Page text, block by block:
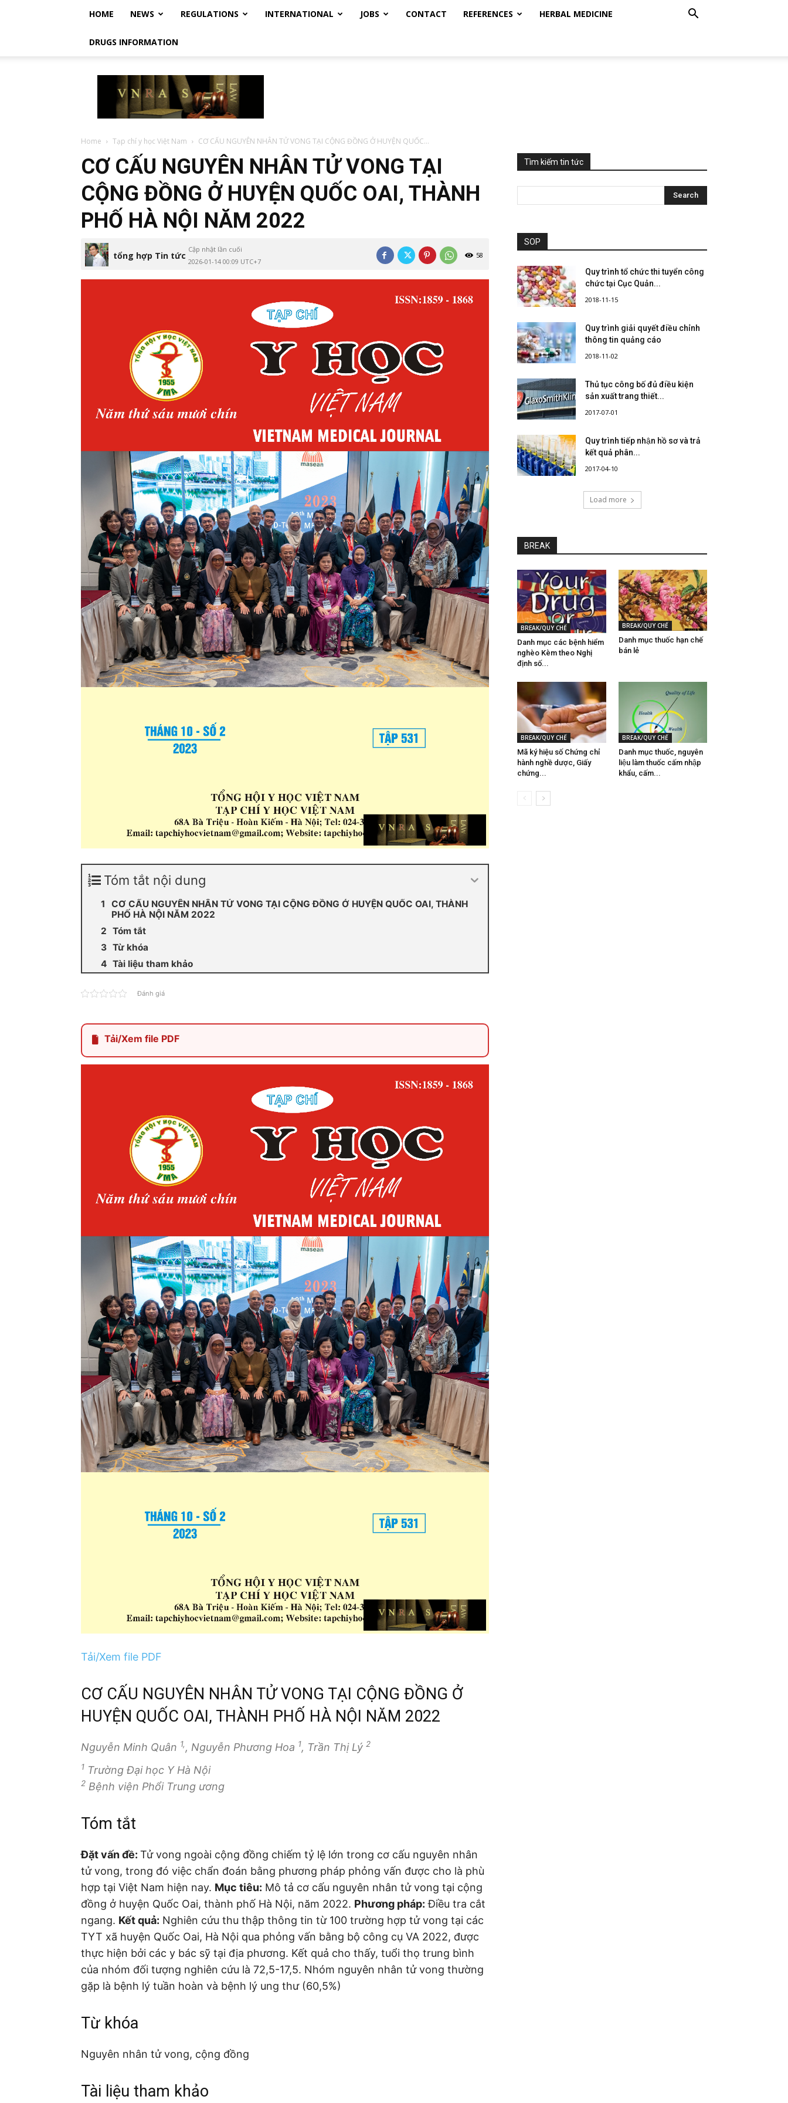
HOME NEWS REGULATIONS INTERNATIONAL JOBS CONTACT REFERENCES HERBAL MEDICINE
DRUGS INFORMATION
Vietnam
Regulatory
Affairs
Society
Luật
Việt
Nam
Home Tạp chí y học Việt Nam CƠ CẤU NGUYÊN NHÂN TỬ VONG TẠI CỘNG ĐỒNG Ở HUYỆN QUỐC...
CƠ CẤU NGUYÊN NHÂN TỬ VONG TẠI
CỘNG ĐỒNG Ở HUYỆN QUỐC OAI, THÀNH
PHỐ HÀ NỘI NĂM 2022
tổng hợp Tin tức
Cập nhật lần cuối
2026-01-14 00:09 UTC+7
58
Tóm tắt nội dung
CƠ CẤU NGUYÊN NHÂN TỬ VONG TẠI CỘNG ĐỒNG Ở HUYỆN QUỐC OAI, THÀNH
PHỐ HÀ NỘI NĂM 2022
Tóm tắt
Từ khóa
Tài liệu tham khảo
Đánh giá
Tải/Xem file PDF
Tải/Xem file PDF
CƠ CẤU NGUYÊN NHÂN TỬ VONG TẠI CỘNG ĐỒNG Ở
HUYỆN QUỐC OAI, THÀNH PHỐ HÀ NỘI NĂM 2022
Nguyễn Minh Quân 1,, Nguyễn Phương Hoa 1, Trần Thị Lý 2
1 Trường Đại học Y Hà Nội
2 Bệnh viện Phổi Trung ương
Tóm tắt
Đặt vấn đề: Tử vong ngoài cộng đồng chiếm tỷ lệ lớn trong cơ cấu nguyên nhân
tử vong, trong đó việc chẩn đoán bằng phương pháp phỏng vấn được cho là phù
hợp tại Việt Nam hiện nay. Mục tiêu: Mô tả cơ cấu nguyên nhân tử vong tại cộng
đồng ở huyện Quốc Oai, thành phố Hà Nội, năm 2022. Phương pháp: Điều tra cắt
ngang. Kết quả: Nghiên cứu thu thập thông tin từ 100 trường hợp tử vong tại các
TYT xã huyện Quốc Oai, Hà Nội qua phỏng vấn bằng bộ công cụ VA 2022, được
thực hiện bởi các y bác sỹ tại địa phương. Kết quả cho thấy, tuổi thọ trung bình
của nhóm đối tượng nghiên cứu là 72,5-17,5. Nhóm nguyên nhân tử vong thường
gặp là bệnh lý tuần hoàn và bệnh lý ung thư (60,5%)
Từ khóa
Nguyên nhân tử vong, cộng đồng
Tài liệu tham khảo
Tìm kiếm tin tức
SOP
Quy trình tổ chức thi tuyển công
chức tại Cục Quản...
2018-11-15
Quy trình giải quyết điều chỉnh
thông tin quảng cáo
2018-11-02
Thủ tục công bố đủ điều kiện
sản xuất trang thiết...
2017-07-01
Quy trình tiếp nhận hồ sơ và trả
kết quả phân...
2017-04-10
Load more
BREAK
BREAK/QUY CHẾ
Danh mục các bệnh hiểm
nghèo Kèm theo Nghị
định số...
BREAK/QUY CHẾ
Danh mục thuốc hạn chế
bán lẻ
BREAK/QUY CHẾ
Mã ký hiệu số Chứng chỉ
hành nghề dược, Giấy
chứng...
BREAK/QUY CHẾ
Danh mục thuốc, nguyên
liệu làm thuốc cấm nhập
khẩu, cấm...